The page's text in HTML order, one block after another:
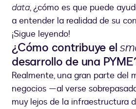
data, ¿cómo es que puede
a entender la realidad de su
¡Sigue leyendo!
¿Cómo contribuye el
desarrollo de una
Realmente, una gran parte del
negocios —al verse
muy lejos de la infraestructura